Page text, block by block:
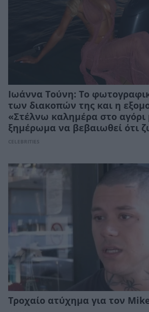
Ιωάννα Τούνη: Το
των διακοπών της και η
«Στέλνω καλημέρα στο αγόρι
ξημέρωμα να βεβαιωθεί ότι
CELEBRITIES
Τροχαίο ατύχημα για τον